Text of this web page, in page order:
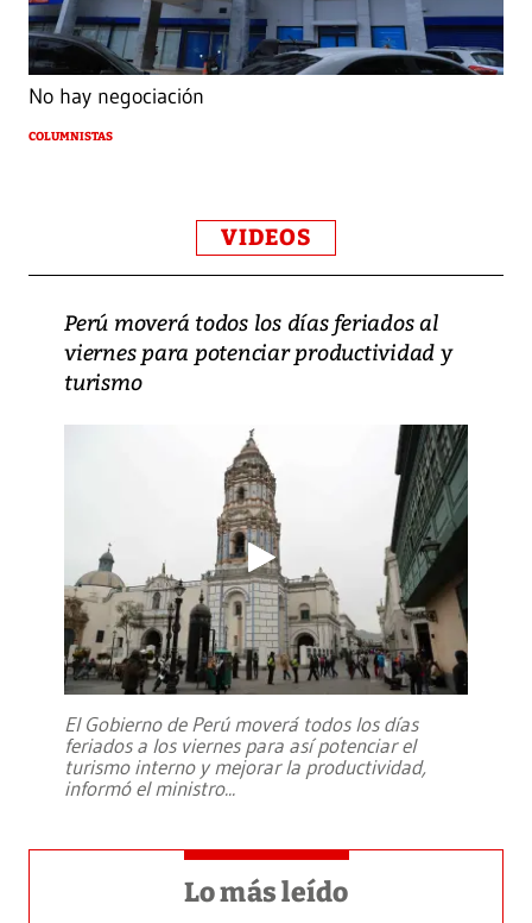
No hay negociación
COLUMNISTAS
VIDEOS
Perú moverá todos los días feriados al
viernes para potenciar productividad y
turismo
El Gobierno de Perú moverá todos los días
feriados a los viernes para así potenciar el
turismo interno y mejorar la productividad,
informó el ministro...
Lo más leído